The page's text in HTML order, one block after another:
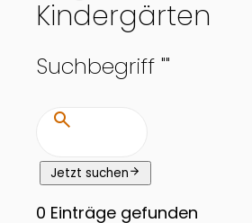
Kindergärten
Suchbegriff ""
search
Jetzt suchenarrow_forward
0 Einträge gefunden